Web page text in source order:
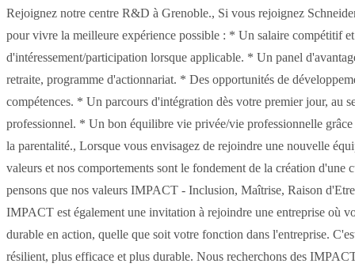
Rejoignez notre centre R&D à Grenoble., Si vous rejoignez
pour vivre la meilleure expérience possible : * Un salaire compétitif
d'intéressement/participation lorsque applicable. * Un panel
retraite, programme d'actionnariat. * Des opportunités de
compétences. * Un parcours d'intégration dès votre premier jour, au
professionnel. * Un bon équilibre vie privée/vie professionnelle
la parentalité., Lorsque vous envisagez de rejoindre une nouvelle
valeurs et nos comportements sont le fondement de la création
pensons que nos valeurs IMPACT - Inclusion, Maîtrise, Raison
IMPACT est également une invitation à rejoindre une entreprise où
durable en action, quelle que soit votre fonction dans l'entreprise.
résilient, plus efficace et plus durable. Nous recherchons des